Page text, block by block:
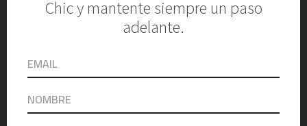
variaciones son infinitas, desde terminar un
libro en un día, leer la mayor cantidad de
seguidores y promover el espacio de
lectura. Puedes encontrar algunos ejemplos
de esta tendencia en los canales de
AlmendradayLamaleluna.